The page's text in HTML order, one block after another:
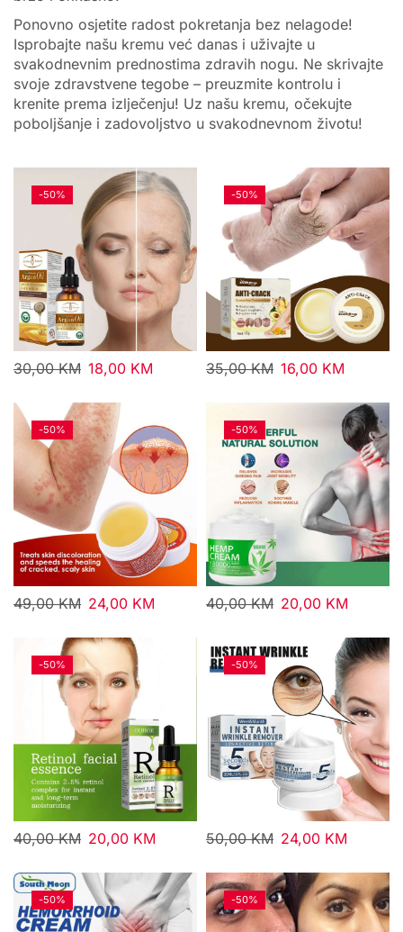
Ponovno osjetite radost pokretanja bez nelagode!
Isprobajte našu kremu već danas i uživajte u
svakodnevnim prednostima zdravih nogu. Ne skrivajte
svoje zdravstvene tegobe – preuzmite kontrolu i
krenite prema izlječenju! Uz našu kremu, očekujte
poboljšanje i zadovoljstvo u svakodnevnom životu!
-50%
30,00KM 18,00 KM
-50%
35,00KM 16,00 KM
-50%
49,00KM 24,00 KM
-50%
40,00KM 20,00 KM
-50%
40,00KM 20,00 KM
-50%
50,00KM 24,00 KM
-50% -50%